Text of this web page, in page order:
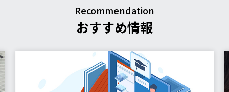
Recommendation
おすすめ情報